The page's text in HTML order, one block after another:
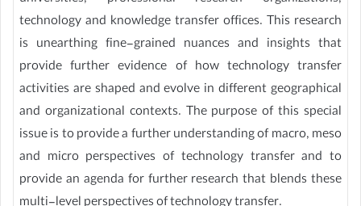
technology and knowledge transfer offices. This research
is unearthing fine-grained nuances and insights that
provide further evidence of how technology transfer
activities are shaped and evolve in different geographical
and organizational contexts. The purpose of this special
issue is to provide a further understanding of macro, meso
and micro perspectives of technology transfer and to
provide an agenda for further research that blends these